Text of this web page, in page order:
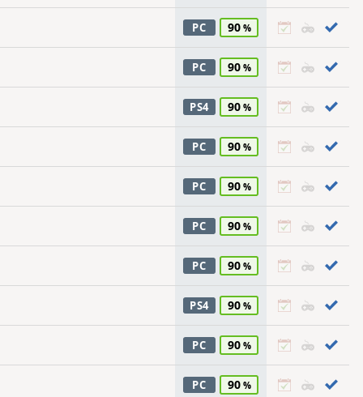
PC 90
PC 90
PS4 90
PC 90
PC 90
PC 90
PC 90
PS4 90
PC 90
PC 90